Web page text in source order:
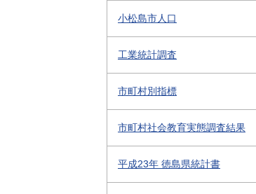
小松島市人口
工業統計調査
市町村別指標
市町村社会教育実態調査結果
平成23年 徳島県統計書